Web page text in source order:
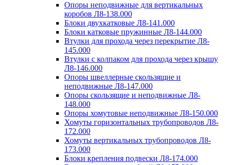
Опоры неподвижные для вертикальных
коробов Л8-138.000
Блоки двухкатковые Л8-141.000
Блоки катковые пружинные Л8-144.000
Втулки для прохода через перекрытие Л8-
145.000
Втулки с колпаком для прохода через крышу
Л8-146.000
Опоры швеллерные скользящие и
неподвижные Л8-147.000
Опоры скользящие и неподвижные Л8-
148.000
Опоры хомутовые неподвижные Л8-150.000
Хомуты горизонтальных трубопроводов Л8-
172.000
Хомуты вертикальных трубопроводов Л8-
173.000
Блоки крепления подвески Л8-174.000